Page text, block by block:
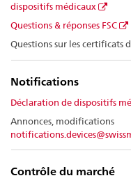
dispositifs médicaux
Questions & réponses FSC
Questions sur les certificats
Notifications
Déclaration de dispositifs
Annonces, modifications
Contrôle du marché